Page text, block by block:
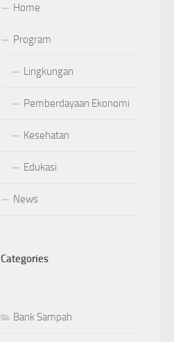
Home
Program
Lingkungan
Pemberdayaan Ekonomi
Kesehatan
Edukasi
News
Categories
Bank Sampah